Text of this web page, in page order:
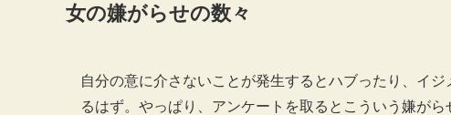
女の嫌がらせの数々
自分の意に介さないことが発生するとハブったり、イ
るはず。やっぱり、アンケートを取るとこういう嫌がら